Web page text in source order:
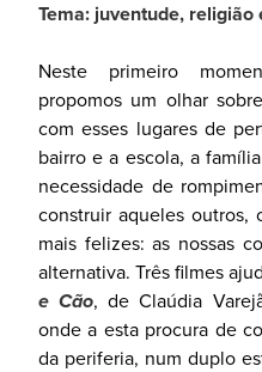
Tema: juventude, religião
Neste primeiro
propomos um olhar
com esses lugares de
bairro e a escola, a
necessidade de
construir aqueles outros,
mais felizes: as nossas
alternativa. Três filmes
e Cão, de Claúdia
onde a esta procura de
da periferia, num duplo